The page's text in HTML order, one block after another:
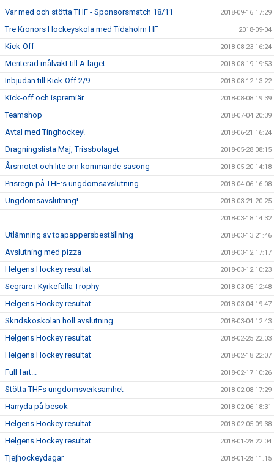
Var med och stötta THF - Sponsorsmatch 18/11 2018-09-16 17:29
Tre Kronors Hockeyskola med Tidaholm HF 2018-09-04
Kick-Off 2018-08-23 16:24
Meriterad målvakt till A-laget 2018-08-19 19:53
Inbjudan till Kick-Off 2/9 2018-08-12 13:22
Kick-off och ispremiär 2018-08-08 19:39
Teamshop 2018-07-04 20:39
Avtal med Tinghockey! 2018-06-21 16:24
Dragningslista Maj, Trissbolaget 2018-05-28 08:15
Årsmötet och lite om kommande säsong 2018-05-20 14:18
Prisregn på THF:s ungdomsavslutning 2018-04-06 16:08
Ungdomsavslutning! 2018-03-21 20:25
2018-03-18 14:32
Utlämning av toapappersbeställning 2018-03-13 21:46
Avslutning med pizza 2018-03-12 17:17
Helgens Hockey resultat 2018-03-12 10:23
Segrare i Kyrkefalla Trophy 2018-03-05 12:48
Helgens Hockey resultat 2018-03-04 19:47
Skridskoskolan höll avslutning 2018-03-04 12:43
Helgens Hockey resultat 2018-02-25 22:03
Helgens Hockey resultat 2018-02-18 22:07
Full fart... 2018-02-17 10:26
Stötta THFs ungdomsverksamhet 2018-02-08 17:29
Härryda på besök 2018-02-06 18:31
Helgens Hockey resultat 2018-02-05 09:38
Helgens Hockey resultat 2018-01-28 22:04
Tjejhockeydagar 2018-01-28 11:15